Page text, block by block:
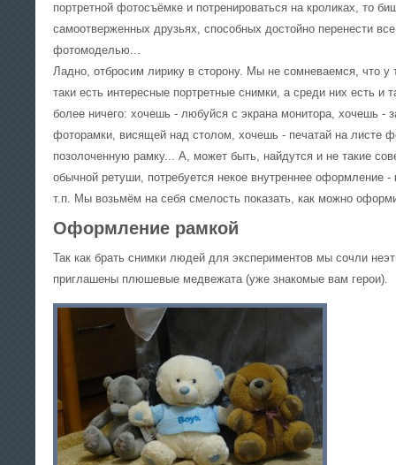
портретной фотосъёмке и потренироваться на кроликах, то
самоотверженных друзьях, способных достойно перенести
фотомоделью...
Ладно, отбросим лирику в сторону. Мы не сомневаемся, что у
таки есть интересные портретные снимки, а среди них есть и
более ничего: хочешь - любуйся с экрана монитора, хочешь -
фоторамки, висящей над столом, хочешь - печатай на листе
позолоченную рамку... А, может быть, найдутся и не такие
обычной ретуши, потребуется некое внутреннее оформление -
т.п. Мы возьмём на себя смелость показать, как можно
Оформление рамкой
Так как брать снимки людей для экспериментов мы сочли
приглашены плюшевые медвежата (уже знакомые вам герои).